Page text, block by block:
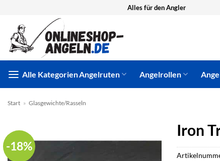
springen
Alles für den Angler
Alle KategorienAngelruten Angelrollen
Start » Glasgewichte/Rasseln
-18%
Iron